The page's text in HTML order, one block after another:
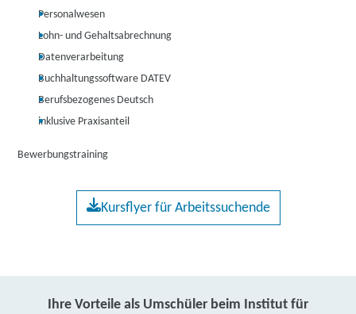
Personalwesen
Lohn- und Gehaltsabrechnung
Datenverarbeitung
Buchhaltungssoftware DATEV
Berufsbezogenes Deutsch
inklusive Praxisanteil
Bewerbungstraining
Kursflyer für Arbeitssuchende
Ihre Vorteile als Umschüler beim Institut für